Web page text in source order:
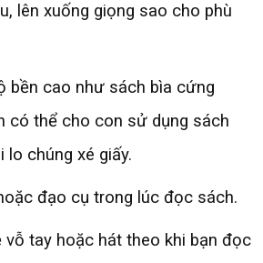
lên xuống giọng sao cho phù
bền cao như sách bìa cứng
có thể cho con sử dụng sách
lo chúng xé giấy.
đạo cụ trong lúc đọc sách.
vỗ tay hoặc hát theo khi bạn đọc